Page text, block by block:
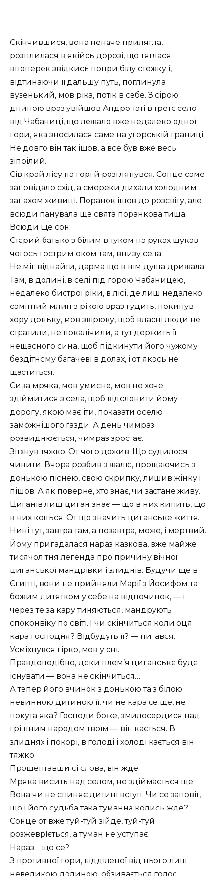
Скінчившися, вона неначе прилягла,
розплилася в якійсь дорозі, що тяглася
впоперек звідкись попри білу стежку і,
відтинаючи її дальшу путь, поглинула
вузенький, мов ріка, потік в себе. З сірою
дниною враз увійшов Андронаті в третє село
від Чабаниці, що лежало вже недалеко одної
гори, яка зносилася саме на угорській границі.
Не довго він так ішов, а все був вже весь
зіпрілий.
Сів край лісу на горі й розглянувся. Сонце саме
заповідало схід, а смереки дихали холодним
запахом живиці. Поранок ішов до розсвіту, але
всюди панувала ще свята поранкова тиша.
Всюди ще сон.
Старий батько з білим внуком на руках шукав
чогось гострим оком там, внизу села.
Не міг віднайти, дарма що в нім душа дрижала.
Там, в долині, в селі під горою Чабаницею,
недалеко бистрої ріки, в лісі, де лиш недалеко
самітний млин з рікою враз гудить, покинув
хору доньку, мов звірюку, щоб власні люди не
стратили, не покалічили, а тут держить її
нещасного сина, щоб підкинути його чужому
бездітному багачеві в долах, і от якось не
щаститься.
Сива мряка, мов умисне, мов не хоче
здіймитися з села, щоб відслонити йому
дорогу, якою має іти, показати оселю
заможнішого ґазди. А день чимраз
розвиднюється, чимраз зростає.
Зітхнув тяжко. От чого дожив. Що судилося
чинити. Вчора розбив з жалю, прощаючись з
донькою піснею, свою скрипку, лишив жінку і
пішов. А як поверне, хто знає, чи застане живу.
Циганів лиш циган знає — що в них кипить, що
в них коїться. От що значить циганське життя.
Нині тут, завтра там, а позавтра, може, і мертвий.
Йому пригадалася нараз казкова, вже майже
тисячолітня легенда про причину вічної
циганської мандрівки і злиднів. Будучи ще в
Єгипті, вони не прийняли Марії з Йосифом та
божим дитятком у себе на відпочинок, — і
через те за кару тиняються, мандрують
споконвіку по світі. І чи скінчиться коли оця
кара господня? Відбудуть її? — питався.
Усміхнувся гірко, мов у сні.
Правдоподібно, доки плем’я циганське буде
існувати — вона не скінчиться…
А тепер його вчинок з донькою та з білою
невинною дитиною її, чи не кара се ще, не
покута яка? Господи боже, змилосердися над
грішним народом твоїм — він кається. В
злиднях і покорі, в голоді і холоді кається він
тяжко.
Прошептавши сі слова, він жде.
Мряка висить над селом, не здіймається ще.
Вона чи не спиняє дитині вступ. Чи се заповіт,
що і його судьба така туманна колись жде?
Сонце от вже туй-туй зійде, туй-туй
розжевріється, а туман не уступає.
Нараз… що се?
З противної гори, відділеної від нього лиш
невеликою долиною, обзивається голос